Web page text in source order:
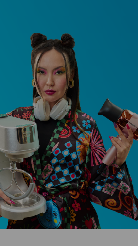
Ultra
spánek i pohyb a ještě